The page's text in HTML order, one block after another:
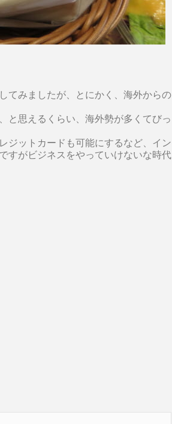
てみましたが、とにかく、海外からの
と思えるくらい、海外勢が多くてびっ
ジットカードも可能にするなど、イン
すがビジネスをやっていけないな時代